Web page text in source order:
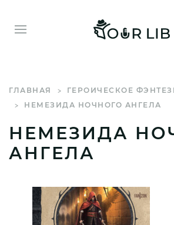
ГЛАВНАЯ
ГЕРОИЧЕСКОЕ
НЕМЕЗИДА НОЧНОГО АНГЕЛА
НЕМЕЗИДА
АНГЕЛА